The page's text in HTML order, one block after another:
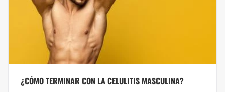
¿CÓMO TERMINAR CON LA CELULITIS MASCULINA?